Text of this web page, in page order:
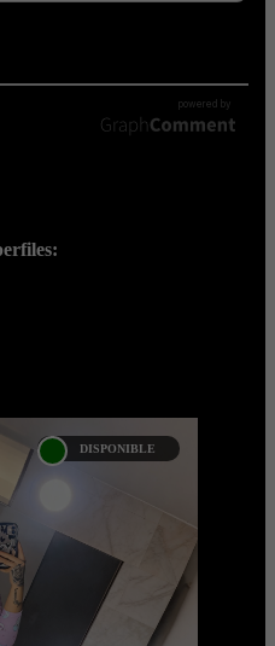
DISPONIBLE
NUEVA
de nuestras
imágenes
porque están
...